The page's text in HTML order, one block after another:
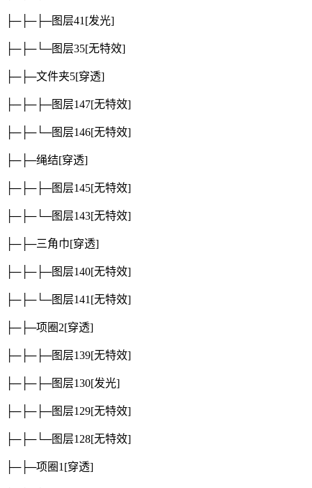
├─├─├─图层41 [发光]
├─├─└─图层35[无特效]
├─├─文件夹5[穿透]
├─├─├─图层147[无特效]
├─├─└─图层146[无特效]
├─├─绳结[穿透]
├─├─├─图层145[无特效]
├─├─└─图层143[无特效]
├─├─三角巾[穿透]
├─├─├─图层140[无特效]
├─├─└─图层141 [无特效]
├─├─项圈2[穿透]
├─├─├─图层139[无特效]
├─├─├─图层130[发光]
├─├─├─图层129[无特效]
├─├─└─图层128[无特效]
├─├─项圈1 [穿透]